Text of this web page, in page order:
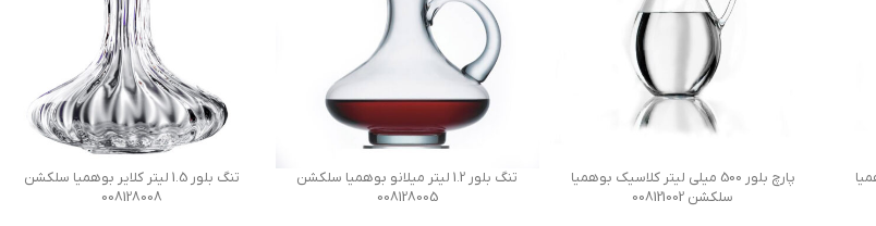
پارچ بلور 500 میلی لیتر کلاسیک بوهمیا
سلکشن 008121002
تنگ بلور 1.2 لیتر میلانو بوهمیا سلکشن
008128005
تنگ بلور 1.5 لیتر کلایر بوهمیا سلکشن
008128008